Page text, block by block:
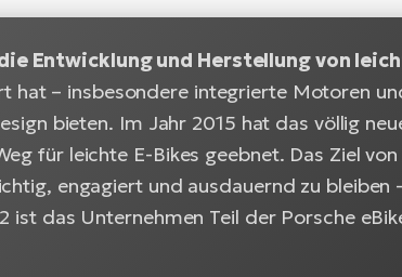
Entwicklung und Herstellung von
hat – insbesondere integrierte Motoren
bieten. Im Jahr 2015 hat das völlig
für leichte E-Bikes geebnet. Das Ziel von
engagiert und ausdauernd zu bleiben
ist das Unternehmen Teil der Porsche